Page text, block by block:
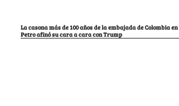
La casona más de 100 años de la embajada de Colombia
Petro afinó su cara a cara con Trump